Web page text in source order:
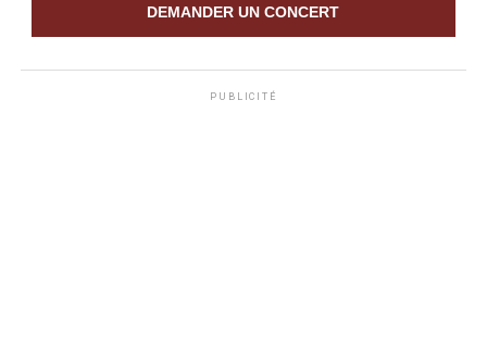
DEMANDER UN CONCERT
PUBLICITÉ